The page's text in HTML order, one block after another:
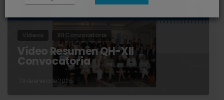
Vídeos XII Convocatoria
Vídeo Resumen QH-XII
Convocatoria
19 de enero de 2026